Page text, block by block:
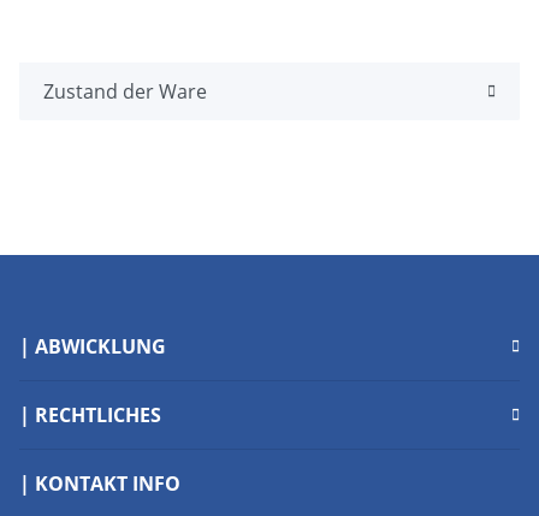
Zustand der Ware
| ABWICKLUNG
| RECHTLICHES
| KONTAKT INFO